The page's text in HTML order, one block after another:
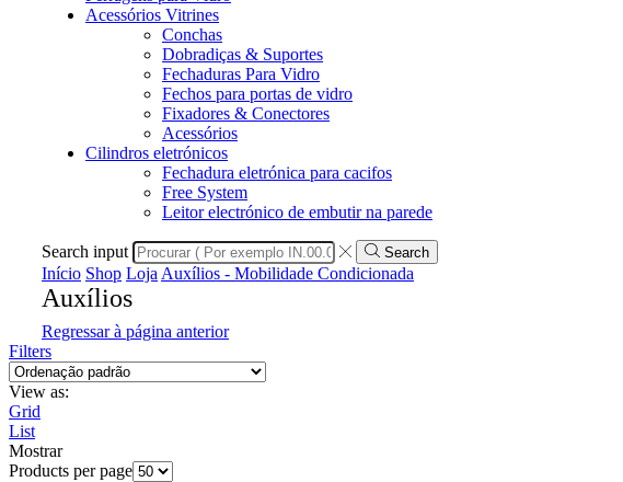
Acessórios Vitrines
Conchas
Dobradiças & Suportes
Fechaduras Para Vidro
Fechos para portas de vidro
Fixadores & Conectores
Acessórios
Cilindros eletrónicos
Fechadura eletrónica para cacifos
Free System
Leitor electrónico de embutir na parede
Search input Search
Início Shop LojaAuxílios - Mobilidade Condicionada
Auxílios
Regressar à página anterior
Filters
View as:
Grid
List
Mostrar
Products per page